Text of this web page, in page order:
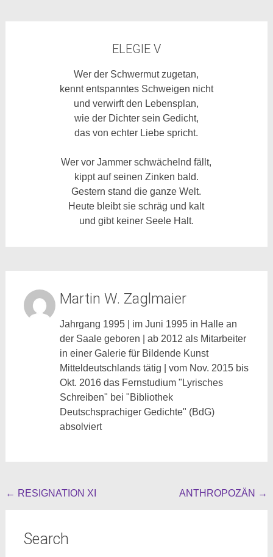
ELEGIE V
Wer der Schwermut zugetan,
kennt entspanntes Schweigen nicht
und verwirft den Lebensplan,
wie der Dichter sein Gedicht,
das von echter Liebe spricht.
Wer vor Jammer schwächelnd fällt,
kippt auf seinen Zinken bald.
Gestern stand die ganze Welt.
Heute bleibt sie schräg und kalt
und gibt keiner Seele Halt.
Martin W. Zaglmaier
Jahrgang 1995 | im Juni 1995 in Halle an
der Saale geboren | ab 2012 als Mitarbeiter
in einer Galerie für Bildende Kunst
Mitteldeutschlands tätig | vom Nov. 2015 bis
Okt. 2016 das Fernstudium "Lyrisches
Schreiben" bei "Bibliothek
Deutschsprachiger Gedichte" (BdG)
absolviert
Beitragsnavigation
← RESIGNATION XI ANTHROPOZÄN →
Search